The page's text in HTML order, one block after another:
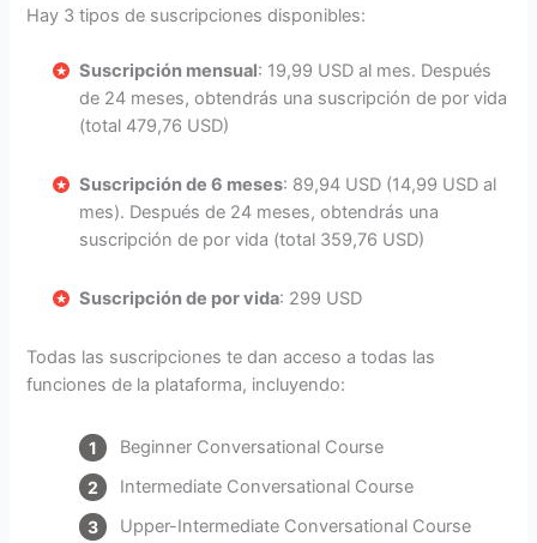
Hay 3 tipos de suscripciones disponibles:
Suscripción mensual: 19,99 USD al mes. Después
de 24 meses, obtendrás una suscripción de por vida
(total 479,76 USD)
Suscripción de 6 meses: 89,94 USD (14,99 USD al
mes). Después de 24 meses, obtendrás una
suscripción de por vida (total 359,76 USD)
Suscripción de por vida: 299 USD
Todas las suscripciones te dan acceso a todas las
funciones de la plataforma, incluyendo:
Beginner Conversational Course
Intermediate Conversational Course
Upper-Intermediate Conversational Course